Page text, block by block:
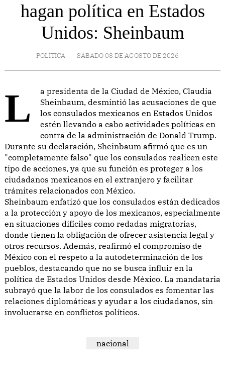
hagan política en Estados
Unidos: Sheinbaum
POLÍTICA SÁBADO 08 DE AGOSTO DE 2026
La presidenta de la Ciudad de México, Claudia
Sheinbaum, desmintió las acusaciones de que
los consulados mexicanos en Estados Unidos
estén llevando a cabo actividades políticas en
contra de la administración de Donald Trump.
Durante su declaración, Sheinbaum afirmó que es un
"completamente falso" que los consulados realicen este
tipo de acciones, ya que su función es proteger a los
ciudadanos mexicanos en el extranjero y facilitar
trámites relacionados con México.
Sheinbaum enfatizó que los consulados están dedicados
a la protección y apoyo de los mexicanos, especialmente
en situaciones difíciles como redadas migratorias,
donde tienen la obligación de ofrecer asistencia legal y
otros recursos. Además, reafirmó el compromiso de
México con el respeto a la autodeterminación de los
pueblos, destacando que no se busca influir en la
política de Estados Unidos desde México. La mandataria
subrayó que la labor de los consulados es fomentar las
relaciones diplomáticas y ayudar a los ciudadanos, sin
involucrarse en conflictos políticos.
nacional